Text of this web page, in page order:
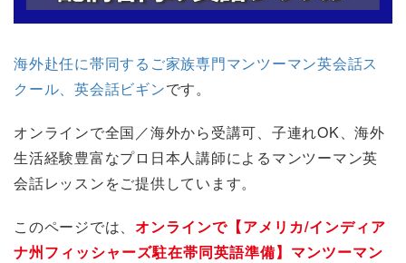
海外赴任に帯同するご家族専門マンツーマン英会話ス
クール、英会話ビギンです。
オンラインで全国／海外から受講可、子連れOK、海外
生活経験豊富なプロ日本人講師によるマンツーマン英
会話レッスンをご提供しています。
このページでは、 オンラインで【アメリカ/インディア
ナ州フィッシャーズ駐在帯同英語準備】マンツーマン